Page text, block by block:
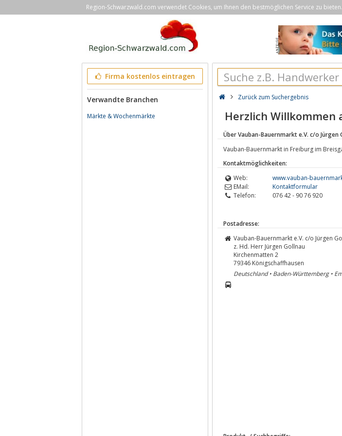
Region-Schwarzwald.com verwendet Cookies, um Ihnen den bestmöglichen Service zu
Firma kostenlos eintragen
Verwandte Branchen
Märkte & Wochenmärkte
Zurück zum Suchergebnis
Herzlich
Über Vauban-Bauernmarkt e.V. c/o
Vauban-Bauernmarkt in Freiburg im
Kontaktmöglichkeiten:
Web:
www.vauban-
EMail:
Kontaktformular
Telefon:
076 42 - 90 76 920
Postadresse:
Vauban-Bauernmarkt e.V. c/o Jürgen
z. Hd. Herr Jürgen Gollnau
Kirchenmatten 2
79346 Königschaffhausen
Deutschland • Baden-Württemberg •